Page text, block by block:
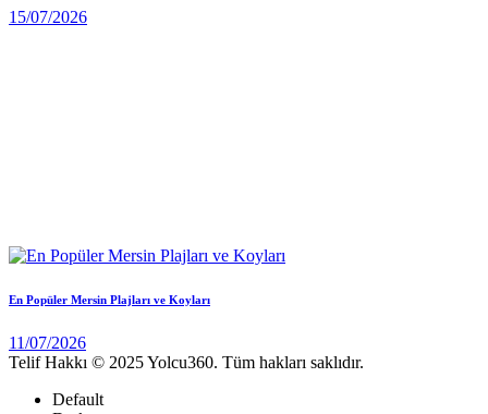
15/07/2026
En Popüler Mersin Plajları ve Koyları
11/07/2026
Telif Hakkı © 2025 Yolcu360. Tüm hakları saklıdır.
Default